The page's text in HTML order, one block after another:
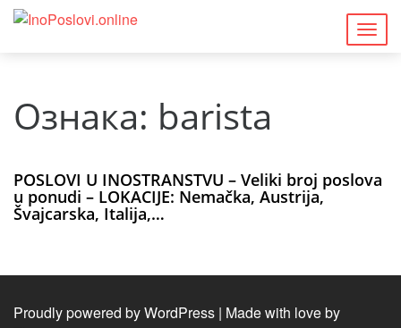
Ознака: barista
POSLOVI U INOSTRANSTVU – Veliki broj poslova
u ponudi – LOKACIJE: Nemačka, Austrija,
Švajcarska, Italija,…
Proudly powered by WordPress | Made with love by